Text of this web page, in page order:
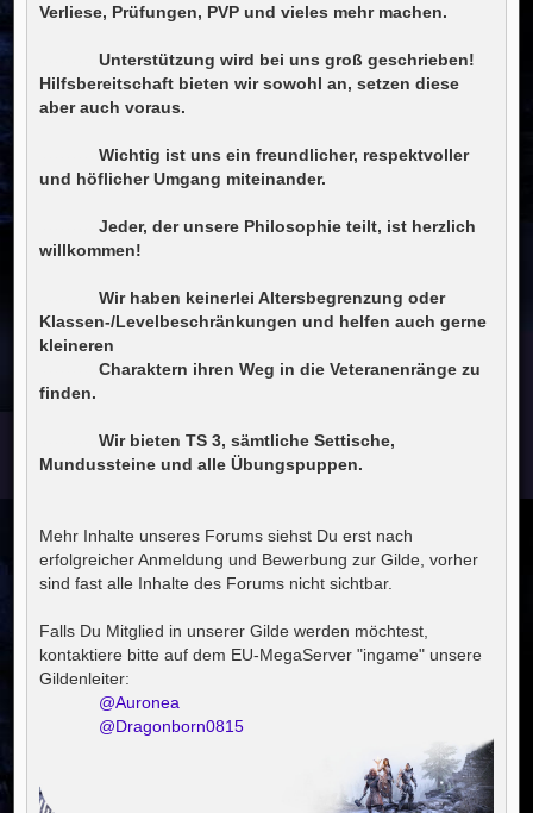
Verliese, Prüfungen, PVP und vieles mehr machen.
Unterstützung wird bei uns groß geschrieben!
Hilfsbereitschaft bieten wir sowohl an, setzen diese
aber auch voraus.
Wichtig ist uns ein freundlicher, respektvoller
und höflicher Umgang miteinander.
Jeder, der unsere Philosophie teilt, ist herzlich
willkommen!
Wir haben keinerlei Altersbegrenzung oder
Klassen-/Levelbeschränkungen und helfen auch gerne
kleineren
Charaktern ihren Weg in die Veteranenränge zu
finden.
Wir bieten TS 3, sämtliche Settische,
Mundussteine und alle Übungspuppen.
Mehr Inhalte unseres Forums siehst Du erst nach
erfolgreicher Anmeldung und Bewerbung zur Gilde, vorher
sind fast alle Inhalte des Forums nicht sichtbar.
Falls Du Mitglied in unserer Gilde werden möchtest,
kontaktiere bitte auf dem EU-MegaServer "ingame" unsere
Gildenleiter:
@Auronea
@Dragonborn0815